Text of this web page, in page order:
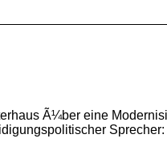
Ã¼ber eine
Sprecher: